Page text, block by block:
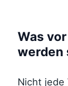
Was
werden
Nicht jede